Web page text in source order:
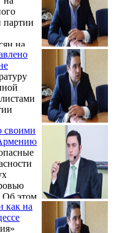
партии
на
своими
Об этом
как на